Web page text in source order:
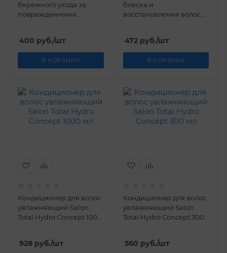
бережного ухода за
поврежденными
400 руб./шт
В КОРЗИНУ
блеска и
восстановления волос
472руб./шт
В КОРЗИНУ
Кондиционер для волос
увлажняющий Salon
Total Hydro Concept 1000
928 руб./шт
Кондиционер для волос
увлажняющий Salon
Total Hydro Concept 300
560 руб./шт